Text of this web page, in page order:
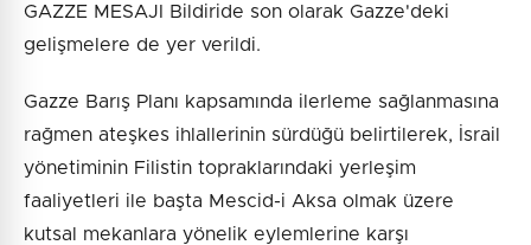
GAZZE MESAJI Bildiride son olarak Gazze'deki
gelişmelere de yer verildi.
Gazze Barış Planı kapsamında ilerleme sağlanmasına
rağmen ateşkes ihlallerinin sürdüğü belirtilerek, İsrail
yönetiminin Filistin topraklarındaki yerleşim
faaliyetleri ile başta Mescid-i Aksa olmak üzere
kutsal mekanlara yönelik eylemlerine karşı